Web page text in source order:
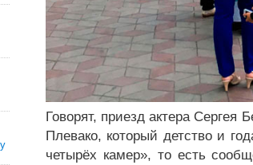
Говорят, приезд актера Сергея
Плевако, который детство и
четырёх камер», то есть